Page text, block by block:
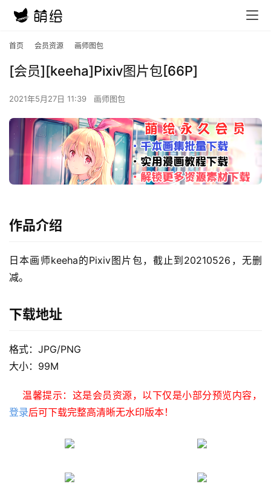
首页 会员资源 画师图包
[会员][keeha]Pixiv图片包[66P]
2021年5月27日 11:39 画师图包
作品介绍
日本画师keeha的Pixiv图片包，截止到20210526，无删
减。
下载地址
格式：JPG/PNG
大小：99M
登录后可下载完整高清晰无水印版本！